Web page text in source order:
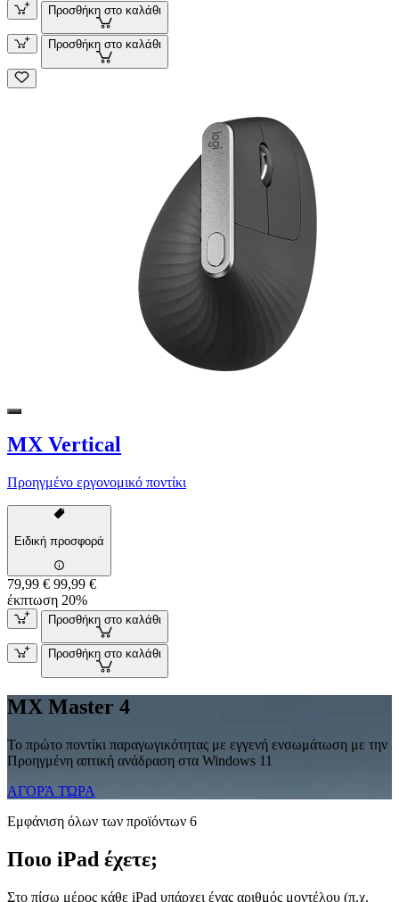
Προσθήκη στο καλάθι
Προσθήκη στο καλάθι
MX Vertical
Προηγμένο εργονομικό ποντίκι
Ειδική προσφορά
79,99 € 99,99 €
έκπτωση 20%
Προσθήκη στο καλάθι
Προσθήκη στο καλάθι
MX Master 4
Το πρώτο ποντίκι παραγωγικότητας με εγγενή ενσωμάτωση με την
Προηγμένη απτική ανάδραση στα Windows 11
ΑΓΟΡΆ ΤΏΡΑ
Εμφάνιση όλων των προϊόντων 6
Ποιο iPad έχετε;
Στο πίσω μέρος κάθε iPad υπάρχει ένας αριθμός μοντέλου (π.χ.